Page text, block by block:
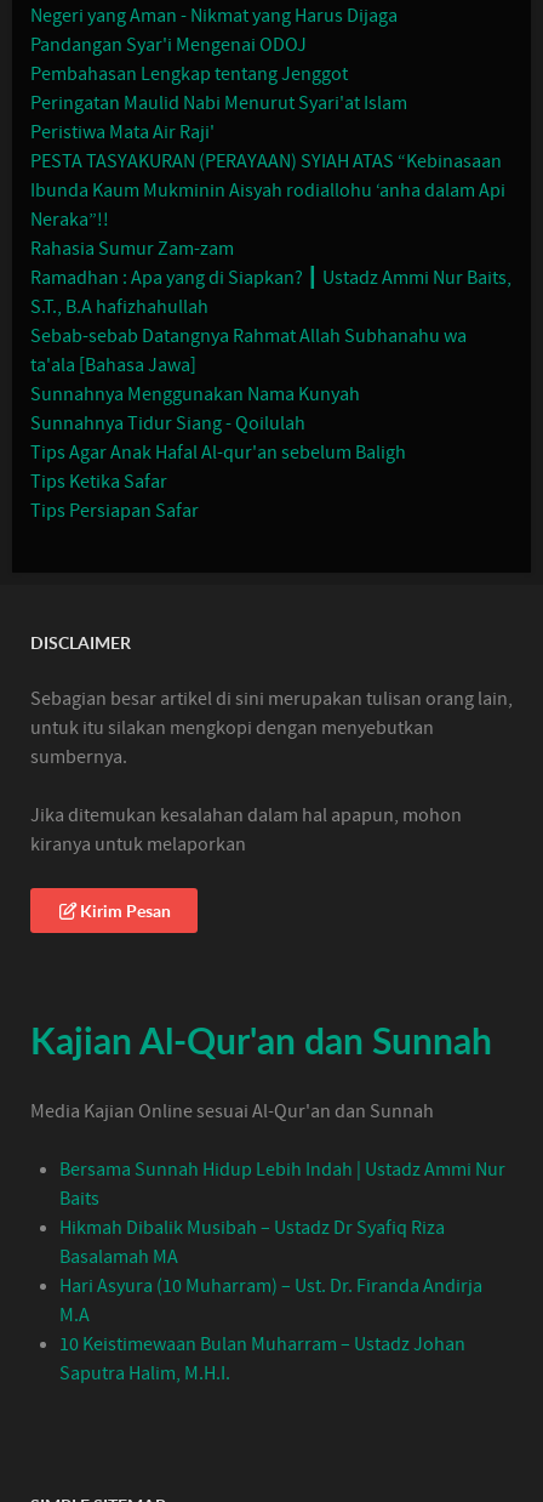
Negeri yang Aman - Nikmat yang Harus Dijaga
Pandangan Syar'i Mengenai ODOJ
Pembahasan Lengkap tentang Jenggot
Peringatan Maulid Nabi Menurut Syari'at Islam
Peristiwa Mata Air Raji'
PESTA TASYAKURAN (PERAYAAN) SYIAH ATAS “Kebinasaan
Ibunda Kaum Mukminin Aisyah rodiallohu ‘anha dalam Api
Neraka”!!
Rahasia Sumur Zam-zam
Ramadhan : Apa yang di Siapkan? ┃ Ustadz Ammi Nur Baits,
S.T., B.A hafizhahullah
Sebab-sebab Datangnya Rahmat Allah Subhanahu wa
ta'ala [Bahasa Jawa]
Sunnahnya Menggunakan Nama Kunyah
Sunnahnya Tidur Siang - Qoilulah
Tips Agar Anak Hafal Al-qur'an sebelum Baligh
Tips Ketika Safar
Tips Persiapan Safar
DISCLAIMER
Sebagian besar artikel di sini merupakan tulisan orang lain,
untuk itu silakan mengkopi dengan menyebutkan
sumbernya.
Jika ditemukan kesalahan dalam hal apapun, mohon
kiranya untuk melaporkan
Kirim Pesan
Kajian Al-Qur'an dan Sunnah
Media Kajian Online sesuai Al-Qur'an dan Sunnah
Bersama Sunnah Hidup Lebih Indah | Ustadz Ammi Nur
Baits
Hikmah Dibalik Musibah – Ustadz Dr Syafiq Riza
Basalamah MA
Hari Asyura (10 Muharram) – Ust. Dr. Firanda Andirja
M.A
10 Keistimewaan Bulan Muharram – Ustadz Johan
Saputra Halim, M.H.I.